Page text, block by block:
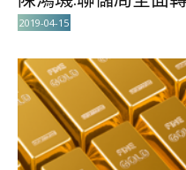
2019-04-15